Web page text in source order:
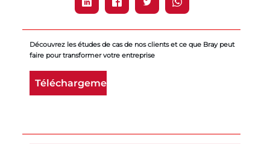
Découvrez les études de cas de nos clients et ce que Bray peut
faire pour transformer votre entreprise
Téléchargement